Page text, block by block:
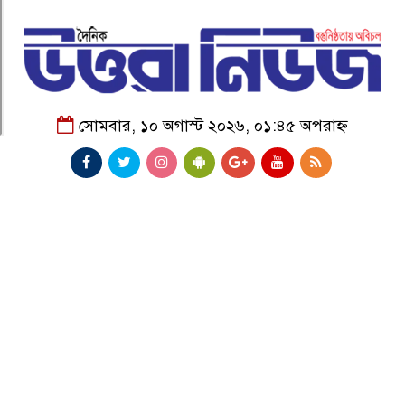
সোমবার, ১০ অগাস্ট ২০২৬, ০১:৪৫ অপরাহ্ন